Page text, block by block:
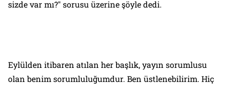
sizde var mı?" sorusu üzerine şöyle dedi.
Eylülden itibaren atılan her başlık, yayın sorumlusu
olan benim sorumluluğumdur. Ben üstlenebilirim. Hiç